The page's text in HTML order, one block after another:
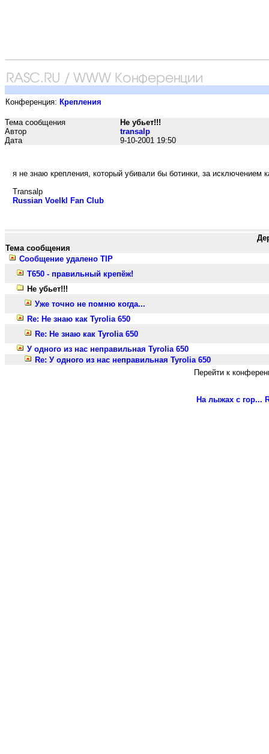
Конференция: Крепления
Тема сообщения
Не убьет!!!
Автор
transalp
Дата
9-10-2001 19:50
я не знаю крепления, который убивали бы ботинки, за исключением
Transalp
Russian Voelkl Fan Club
Тема сообщения
Сообщение удалено TIP
T650 - правильный крепёж!
Не убьет!!!
Уже точно не помню когда...
Re: Не знаю как Tyrolia 650
Re: Не знаю как Tyrolia 650
У одного из нас неправильная Tyrolia 650
Re: У одного из нас неправильная Tyrolia 650
Перейти к
На лыжах с гор...